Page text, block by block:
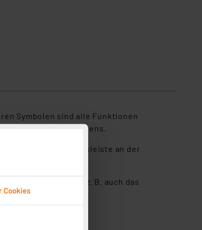
Cookies
Symbolen sind alle Funktionen
des Touchscreens.
Die LED-Statusleiste an der
erreichen. z. B. auch das